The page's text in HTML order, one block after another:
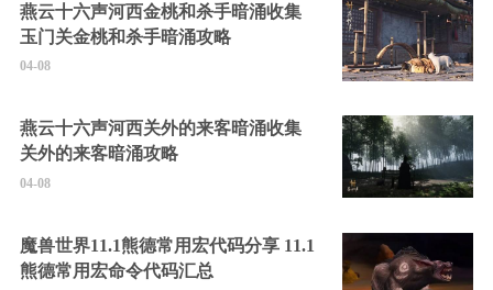
燕云十六声河西金桃和杀手暗涌收集
玉门关金桃和杀手暗涌攻略
04-08
燕云十六声河西关外的来客暗涌收集
关外的来客暗涌攻略
04-08
魔兽世界11.1熊德常用宏代码分享 11.1
熊德常用宏命令代码汇总